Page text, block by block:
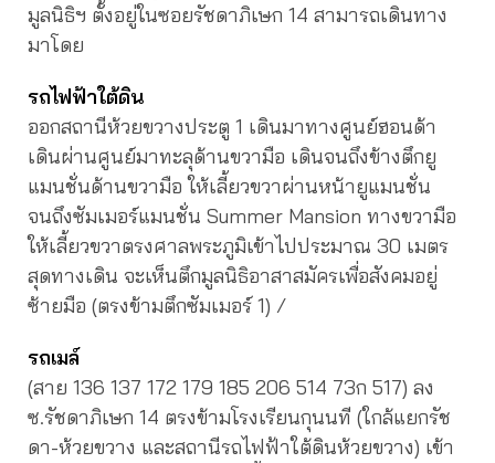
มูลนิธิฯ ตั้งอยู่ในซอยรัชดาภิเษก 14 สามารถเดินทาง
มาโดย
รถไฟฟ้าใต้ดิน
ออกสถานีห้วยขวางประตู 1 เดินมาทางศูนย์ฮอนด้า
เดินผ่านศูนย์มาทะลุด้านขวามือ เดินจนถึงข้างตึกยู
แมนชั่นด้านขวามือ ให้เลี้ยวขวาผ่านหน้ายูแมนชั่น
จนถึงซัมเมอร์แมนชั่น Summer Mansion ทางขวามือ
ให้เลี้ยวขวาตรงศาลพระภูมิเข้าไปประมาณ 30 เมตร
สุดทางเดิน จะเห็นตึกมูลนิธิอาสาสมัครเพื่อสังคมอยู่
ซ้ายมือ (ตรงข้ามตึกซัมเมอร์ 1) /
รถเมล์
(สาย 136 137 172 179 185 206 514 73ก 517) ลง
ซ.รัชดาภิเษก 14 ตรงข้ามโรงเรียนกุนนที (ใกล้แยกรัช
ดา-ห้วยขวาง และสถานีรถไฟฟ้าใต้ดินห้วยขวาง) เข้า